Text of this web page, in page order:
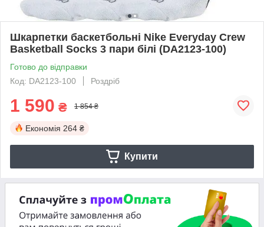
Шкарпетки баскетбольні Nike Everyday Crew
Basketball Socks 3 пари білі (DA2123-100)
Готово до відправки
Код: DA2123-100
Роздріб
1 590 ₴ 1 854 ₴
Економія 264 ₴
Купити